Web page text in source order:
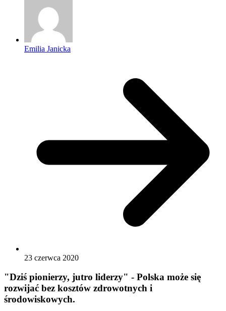
Emilia Janicka
23 czerwca 2020
"Dziś pionierzy, jutro liderzy" - Polska może się
rozwijać bez kosztów zdrowotnych i
środowiskowych.